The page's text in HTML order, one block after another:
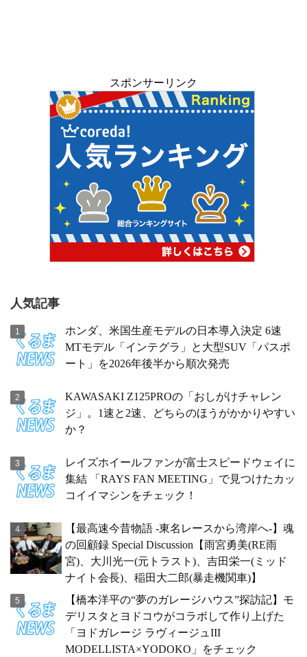
スポンサーリンク
人気記事
ホンダ、米国生産モデルの日本導入決定 6速
MTモデル「インテグラ」と大型SUV「パスポ
ート」を2026年後半から順次発売
KAWASAKI Z125PROの「おしがけチャレン
ジ」。1速と2速、どちらのほうがかかりやすい
か？
レイズホイールファンが富士スピードウェイに
集結 「RAYS FAN MEETING」で見つけたカッ
コイイマシンをチェック！
【最高速今昔物語 -東名レースから湾岸へ-】魂
の回顧録 Special Discussion【雨宮勇美(RE雨
宮)、大川光一(元トラスト)、吉田栄一(ミッド
ナイト会長)、稲田大二郎(暴走機関車)】
【橋本洋平の“夢のガレージハウス”探訪記】モ
デリスタとヨドコウがコラボして作り上げた
「ヨドガレージ ラヴィージュIII
MODELLISTA×YODOKO」をチェック